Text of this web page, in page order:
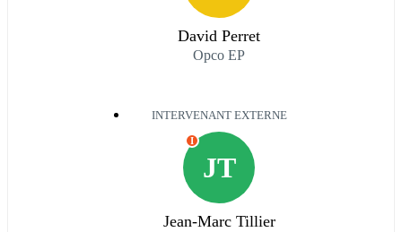
David Perret
Opco EP
INTERVENANT EXTERNE
JT
I
Jean-Marc Tillier